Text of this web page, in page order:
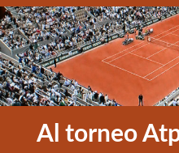
Al torneo